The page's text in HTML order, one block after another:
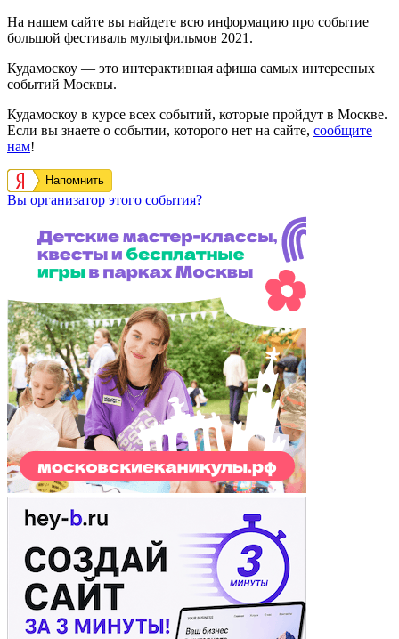
На нашем сайте вы найдете всю информацию про событие
большой фестиваль мультфильмов 2021.
Кудамоскоу — это интерактивная афиша самых интересных
событий Москвы.
Кудамоскоу в курсе всех событий, которые пройдут в Москве.
Если вы знаете о событии, которого нет на сайте, сообщите
нам!
Напомнить
Вы организатор этого события?